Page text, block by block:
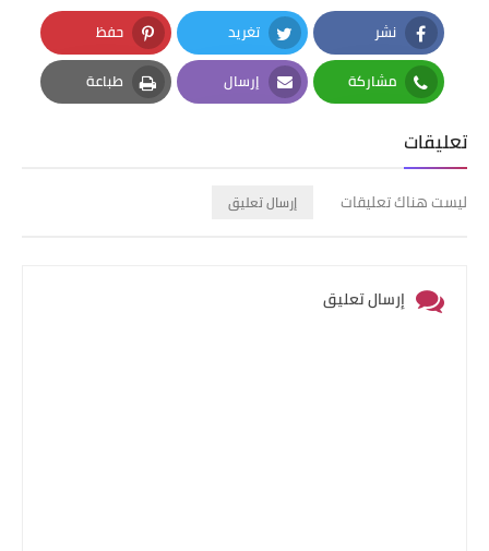
نشر
Facebook
تغريد
Twitter
حفظ
Pinterest
مشاركة
Whatsapp
إرسال
Email
طباعة
Print
تعليقات
ليست هناك تعليقات إرسال تعليق
إرسال تعليق